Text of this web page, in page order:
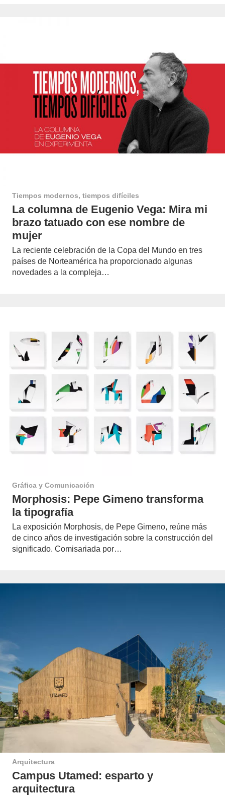
Tiempos modernos, tiempos difíciles
La columna de Eugenio Vega: Mira mi
brazo tatuado con ese nombre de
mujer
La reciente celebración de la Copa del Mundo en tres
países de Norteamérica ha proporcionado algunas
novedades a la compleja…
Gráfica y Comunicación
Morphosis: Pepe Gimeno transforma
la tipografía
La exposición Morphosis, de Pepe Gimeno, reúne más
de cinco años de investigación sobre la construcción del
significado. Comisariada por…
Arquitectura
Campus Utamed: esparto y
arquitectura